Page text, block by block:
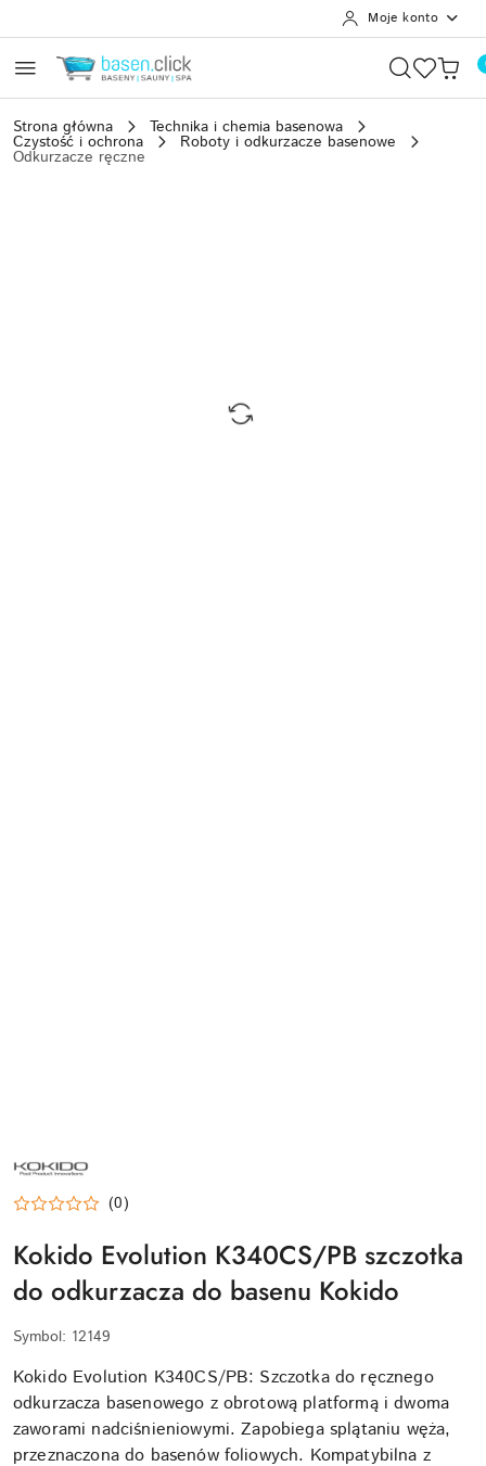
Moje konto
Strona główna Technika i chemia basenowa
Czystość i ochrona Roboty i odkurzacze basenowe
Odkurzacze ręczne
KOKIDO
(0)
Kokido Evolution K340CS/PB szczotka
do odkurzacza do basenu Kokido
Symbol: 12149
Kokido Evolution K340CS/PB: Szczotka do ręcznego
odkurzacza basenowego z obrotową platformą i dwoma
zaworami nadciśnieniowymi. Zapobiega splątaniu węża,
przeznaczona do basenów foliowych. Kompatybilna z